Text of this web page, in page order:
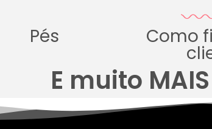
Pés Como
E muito MAIS